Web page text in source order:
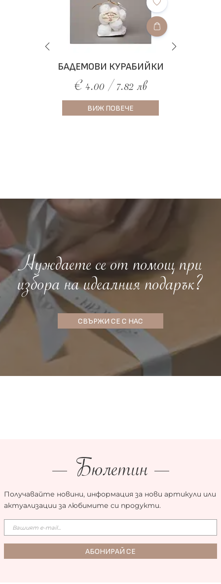
БАДЕМОВИ КУРАБИЙКИ
€ 4.00 / 7.82 лв
ВИЖ ПОВЕЧЕ
Нуждаете се от помощ при
избора на идеалния подарък?
СВЪРЖИ СЕ С НАС
Бюлетин
Получавайте новини, информация за нови артикули или
актуализации за любимите си продукти.